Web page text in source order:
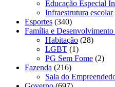
Educação Especial
Infraestrutura escolar
Esportes (340)
Família e Desenvolvimento
Habitação (28)
LGBT (1)
PG Sem Fome (2)
Fazenda (216)
Sala do